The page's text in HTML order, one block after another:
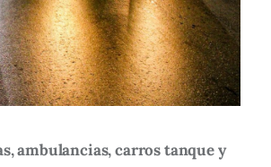
ambulancias, carros tanque y